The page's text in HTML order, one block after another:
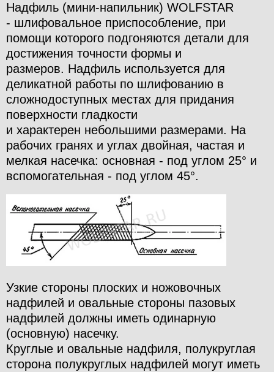
Надфиль (мини-напильник) WOLFSTAR
- шлифовальное приспособление, при
помощи которого подгоняются детали для
достижения точности формы и
размеров. Надфиль используется для
деликатной работы по шлифованию в
сложнодоступных местах для придания
поверхности гладкости
и характерен небольшими размерами. На
рабочих гранях и углах двойная, частая и
мелкая насечка: основная - под углом 25° и
вспомогательная - под углом 45°.
Узкие стороны плоских и ножовочных
надфилей и овальные стороны пазовых
надфилей должны иметь одинарную
(основную) насечку.
Круглые и овальные надфиля, полукруглая
сторона полукруглых надфилей могут иметь